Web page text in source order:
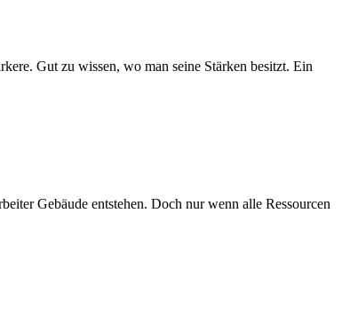
Gut zu wissen, wo man seine Stärken besitzt. Ein
Gebäude entstehen. Doch nur wenn alle Ressourcen